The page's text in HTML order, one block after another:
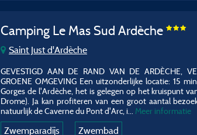
Camping Le Mas Sud Ardèche
Saint Just d'Ardèche
GEVESTIGD AAN DE RAND VAN DE ARDÈCHE,
GROENE OMGEVING Een uitzonderlijke locatie: 15
Gorges de l'Ardèche, het is gelegen op het kruispunt
Drome). Ja kan profiteren van een groot aantal
natuurlijk de Caverne du Pont d'Arc, i... Meer informatie
Zwemparadijs
Zwembad